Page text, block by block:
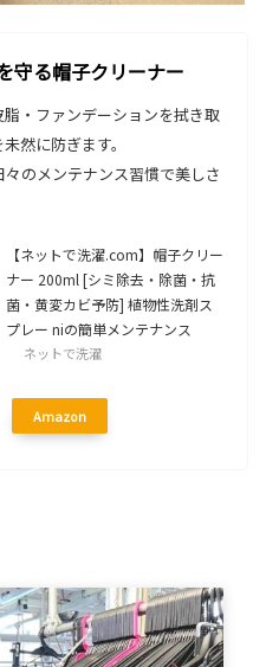
守る帽子クリーナー
・ファンデーションを拭き取
然に防ぎます。
のメンテナンス習慣で美しさ
【ネットで洗濯.com】帽子クリー
ナー 200ml [シミ除去・除菌・抗
菌・黄変カビ予防] 植物性洗剤ス
プレー niの簡単メンテナンス
ネットで洗濯
Amazon